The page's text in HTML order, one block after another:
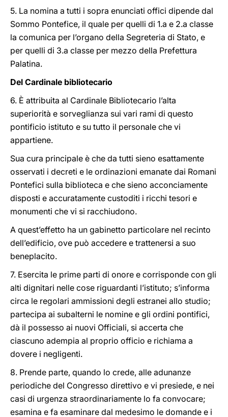
5. La nomina a tutti i sopra enunciati offici dipende dal
Sommo Pontefice, il quale per quelli di 1.a e 2.a classe
la comunica per l’organo della Segreteria di Stato, e
per quelli di 3.a classe per mezzo della Prefettura
Palatina.
Del Cardinale bibliotecario
6. È attribuita al Cardinale Bibliotecario l’alta
superiorità e sorveglianza sui vari rami di questo
pontificio istituto e su tutto il personale che vi
appartiene.
Sua cura principale è che da tutti sieno esattamente
osservati i decreti e le ordinazioni emanate dai Romani
Pontefici sulla biblioteca e che sieno acconciamente
disposti e accuratamente custoditi i ricchi tesori e
monumenti che vi si racchiudono.
A quest’effetto ha un gabinetto particolare nel recinto
dell’edificio, ove può accedere e trattenersi a suo
beneplacito.
7. Esercita le prime parti di onore e corrisponde con gli
alti dignitari nelle cose riguardanti l’istituto; s’informa
circa le regolari ammissioni degli estranei allo studio;
partecipa ai subalterni le nomine e gli ordini pontifici,
dà il possesso ai nuovi Officiali, si accerta che
ciascuno adempia al proprio officio e richiama a
dovere i negligenti.
8. Prende parte, quando lo crede, alle adunanze
periodiche del Congresso direttivo e vi presiede, e nei
casi di urgenza straordinariamente lo fa convocare;
esamina e fa esaminare dal medesimo le domande e i